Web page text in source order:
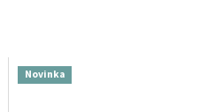
Novinka